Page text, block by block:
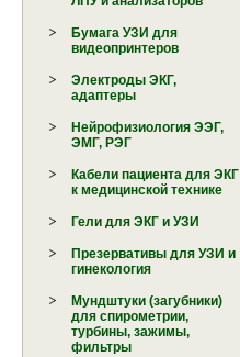
Бумага УЗИ для
видеопринтеров
Электроды ЭКГ,
адаптеры
Нейрофизиология ЭЭГ,
ЭМГ, РЭГ
Кабели пациента для ЭКГ
к медицинской технике
Гели для ЭКГ и УЗИ
Презервативы для УЗИ и
гинекология
Мундштуки (загубники)
для спирометрии,
турбины, зажимы,
фильтры